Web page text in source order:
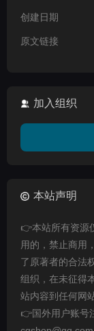
创建日期
原文链接
加入组织
本站声明
👉本站所有资源
用的，禁止商用
了原著者的合法
组织，在未征得
站内容到任何网
👉国外用户账号